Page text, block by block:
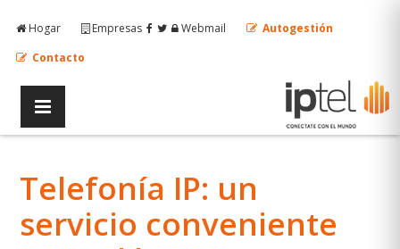
Hogar Empresas Webmail
Autogestión
Contacto
Telefonía IP: un
servicio conveniente